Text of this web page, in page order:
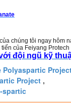
chúng tôi ngay hôm
của Feiyang
đội ngũ kỹ
Polyaspartic
Project ,
spartic